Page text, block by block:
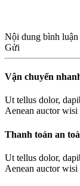
Nội dung bình luận
Gửi
Vận chuyển
Ut tellus dolor,
Aenean auctor wisi
Thanh toán an
Ut tellus dolor,
Aenean auctor wisi